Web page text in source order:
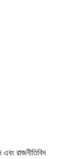
রাজনীতিবিদ